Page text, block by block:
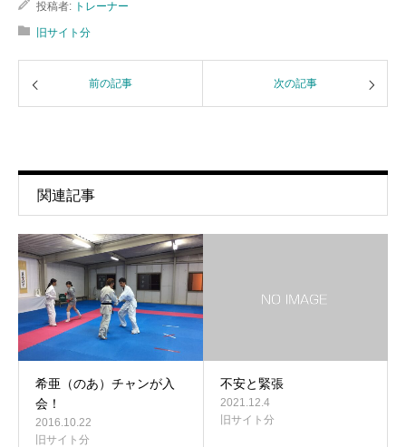
投稿者: トレーナー
旧サイト分
前の記事 次の記事
関連記事
希亜（のあ）チャンが入
会！
2016.10.22
旧サイト分
不安と緊張
2021.12.4
旧サイト分